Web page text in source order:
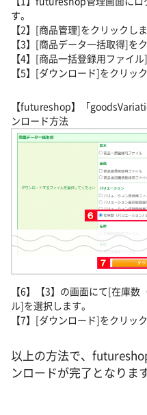
す。
【2】[商品管理]をクリックしま
【3】[商品データ一括取得]を
【4】[商品一括登録用ファイル
【5】[ダウンロード]をクリック
【futureshop】「
ンロード方法
【6】【3】の画面にて[在庫
ル]を選択します。
【7】[ダウンロード]をクリック
以上の方法で、
ンロードが完了となります